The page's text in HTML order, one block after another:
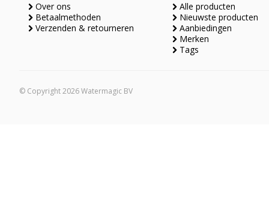
Over ons
Betaalmethoden
Verzenden & retourneren
Alle producten
Nieuwste producten
Aanbiedingen
Merken
Tags
© Copyright 2026 Watermagic BV